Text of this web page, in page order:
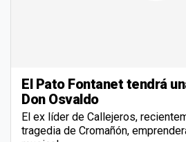
El Pato Fontanet tendrá
Don Osvaldo
El ex líder de Callejeros,
tragedia de Cromañón,